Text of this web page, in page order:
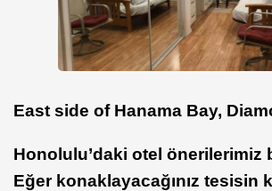
East side of Hanama Bay,
Honolulu’daki otel önerilerimiz
Eğer konaklayacağınız tesisin